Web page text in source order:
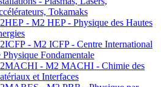
Tokamaks
- M2 HEP - Physique des Hautes
- M2 ICFP - Centre International
Physique Fondamentale
- M2 MACHI - Chimie des
et Interfaces